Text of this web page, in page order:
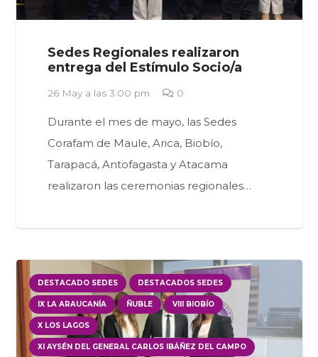
Sedes Regionales realizaron
entrega del Estímulo Socio/a
26 May a las 3:00 pm 0
Durante el mes de mayo, las Sedes
Corafam de Maule, Arica, Biobío,
Tarapacá, Antofagasta y Atacama
realizaron las ceremonias regionales…
DESTACADO SEDES DESTACADOS SEDES
IX LA ARAUCANÍA ÑUBLE VIII BIOBÍO
X LOS LAGOS
XI AYSÉN DEL GENERAL CARLOS IBÁÑEZ DEL CAMPO